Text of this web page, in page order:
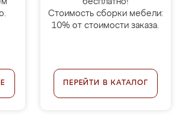
бесплатно!
Стоимость сборки мебели:
10% от стоимости заказа.
ПЕРЕЙТИ В КАТАЛОГ